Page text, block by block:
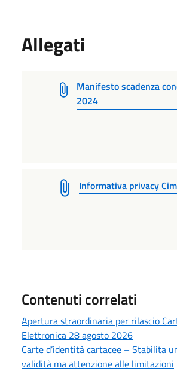
Allegati
Manifesto scadenza
2024
Informativa privacy
Contenuti correlati
Apertura straordinaria per rilascio
Elettronica 28 agosto 2026
Carte d’identità cartacee – Stabilita
validità ma attenzione alle limitazioni